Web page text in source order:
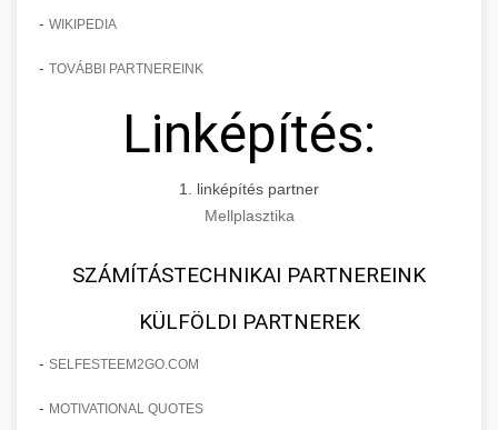
- WIKIPEDIA
- TOVÁBBI PARTNEREINK
Linképítés:
1. linképítés partner
Mellplasztika
SZÁMÍTÁSTECHNIKAI PARTNEREINK
KÜLFÖLDI PARTNEREK
- SELFESTEEM2GO.COM
- MOTIVATIONAL QUOTES